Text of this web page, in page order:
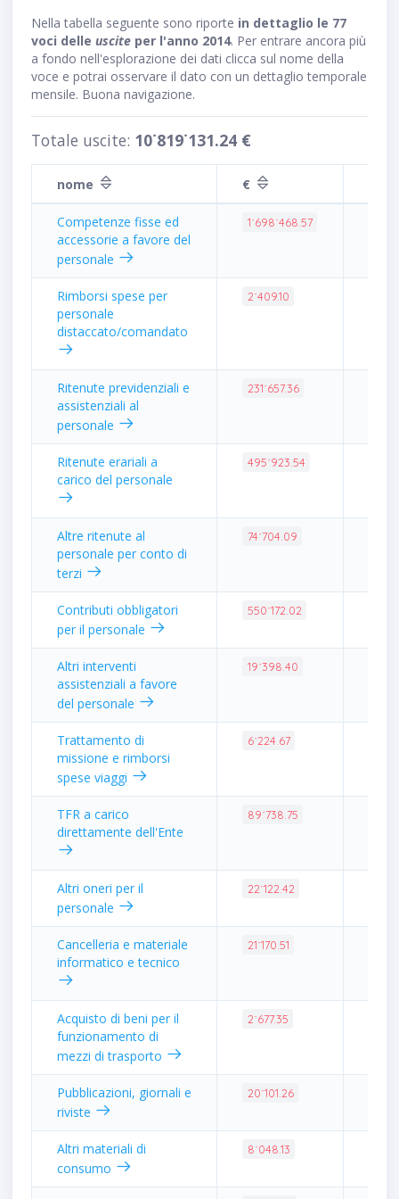
Nella tabella seguente sono riporte in dettaglio le 77
voci delle uscite per l'anno 2014. Per entrare ancora più
a fondo nell'esplorazione dei dati clicca sul nome della
voce e potrai osservare il dato con un dettaglio temporale
mensile. Buona navigazione.
Totale uscite: 10˙819˙131.24 €
nome €
Competenze fisse ed
accessorie a favore del
personale
1˙698˙468.57
Rimborsi spese per
personale
distaccato/comandato
2˙409.10
Ritenute previdenziali e
assistenziali al
personale
231˙657.36
Ritenute erariali a
carico del personale
495˙923.54
Altre ritenute al
personale per conto di
terzi
74˙704.09
Contributi obbligatori
per il personale
550˙172.02
Altri interventi
assistenziali a favore
del personale
19˙398.40
Trattamento di
missione e rimborsi
spese viaggi
6˙224.67
TFR a carico
direttamente dell'Ente
89˙738.75
Altri oneri per il
personale
22˙122.42
Cancelleria e materiale
informatico e tecnico
21˙170.51
Acquisto di beni per il
funzionamento di
mezzi di trasporto
2˙677.35
Pubblicazioni, giornali e
riviste
20˙101.26
Altri materiali di
consumo
8˙048.13